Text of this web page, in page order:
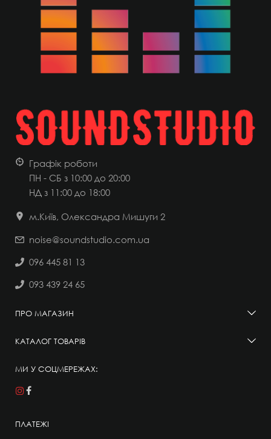
Графік роботи
ПН - СБ з 10:00 до 20:00
НД з 11:00 до 18:00
м.Київ, Олександра Мишуги 2
noise@soundstudio.com.ua
096 445 81 13
093 439 24 65
ПРО МАГАЗИН
КАТАЛОГ ТОВАРІВ
МИ У СОЦМЕРЕЖАХ:
ПЛАТЕЖІ